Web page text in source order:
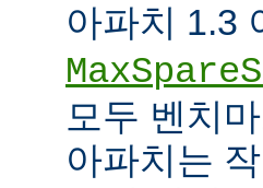
아파치 1.3
모두 벤치
아파치는